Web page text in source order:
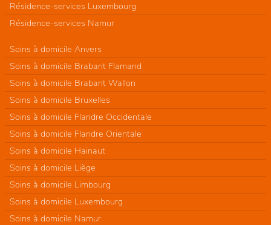
Résidence-services Luxembourg
Résidence-services Namur
Soins à domicile Anvers
Soins à domicile Brabant Flamand
Soins à domicile Brabant Wallon
Soins à domicile Bruxelles
Soins à domicile Flandre Occidentale
Soins à domicile Flandre Orientale
Soins à domicile Hainaut
Soins à domicile Liège
Soins à domicile Limbourg
Soins à domicile Luxembourg
Soins à domicile Namur